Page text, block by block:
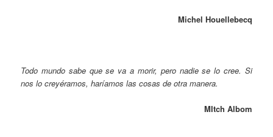
Michel Houellebecq
Todo mundo sabe que se va a morir, pero nadie se lo cree. Si
nos lo creyéramos, haríamos las cosas de otra manera.
MItch Albom